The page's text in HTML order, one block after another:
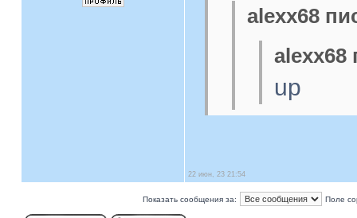
alexx68
alexx68
up
22 июн, 23 21:54
Показать сообщения за: Поле